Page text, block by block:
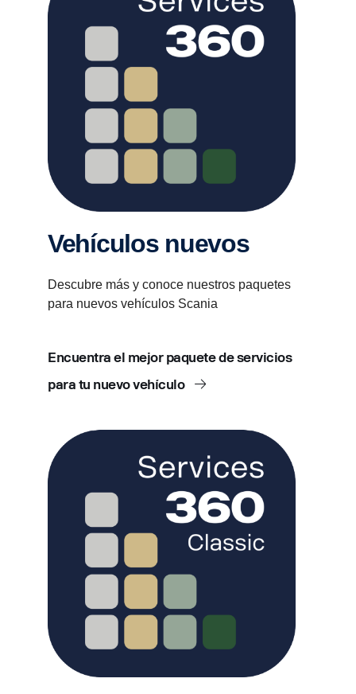
Vehículos nuevos
Descubre más y conoce nuestros paquetes
para nuevos vehículos Scania
Encuentra el mejor paquete de servicios
para tu nuevo vehículo